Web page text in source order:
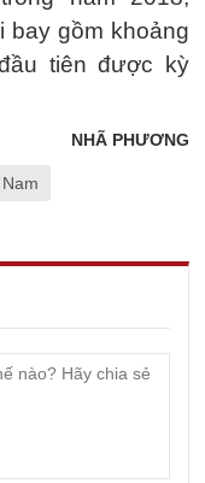
bay gồm khoảng
tiên được kỳ
NHÃ PHƯƠNG